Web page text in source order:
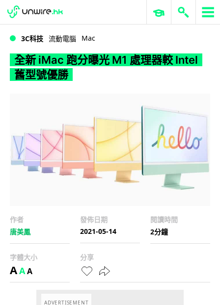
WWDC 2026 ERP 與商業 AI
3C科技 流動電腦 Mac
全新 iMac 跑分曝光 M1 處理器較 Intel
舊型號優勝
作者
唐美鳳
發佈日期
2021-05-14
閱讀時間
2分鐘
字體大小
AAA
分享
ADVERTISEMENT